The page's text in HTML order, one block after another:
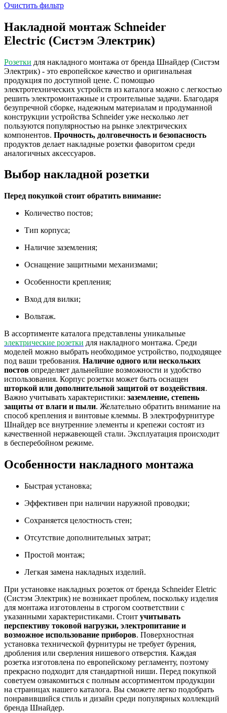
Очистить фильтр
Накладной монтаж Schneider
Electric (Систэм Электрик)
Розетки для накладного монтажа от бренда Шнайдер (Систэм
Электрик) - это европейское качество и оригинальная
продукция по доступной цене. С помощью
электротехнических устройств из каталога можно с легкостью
решить электромонтажные и строительные задачи. Благодаря
безупречной сборке, надежным материалам и продуманной
конструкции устройства Schneider уже несколько лет
пользуются популярностью на рынке электрических
компонентов. Прочность, долговечность и безопасность
продуктов делает накладные розетки фаворитом среди
аналогичных аксессуаров.
Выбор накладной розетки
Перед покупкой стоит обратить внимание:
Количество постов;
Тип корпуса;
Наличие заземления;
Оснащение защитными механизмами;
Особенности крепления;
Вход для вилки;
Вольтаж.
В ассортименте каталога представлены уникальные
электрические розетки для накладного монтажа. Среди
моделей можно выбрать необходимое устройство, подходящее
под ваши требования. Наличие одного или нескольких
постов определяет дальнейшие возможности и удобство
использования. Корпус розетки может быть оснащен
шторкой или дополнительной защитой от воздействия.
Важно учитывать характеристики: заземление, степень
защиты от влаги и пыли. Желательно обратить внимание на
способ крепления и винтовые клеммы. В электрофурнитуре
Шнайдер все внутренние элементы и крепежи состоят из
качественной нержавеющей стали. Эксплуатация происходит
в бесперебойном режиме.
Особенности накладного монтажа
Быстрая установка;
Эффективен при наличии наружной проводки;
Сохраняется целостность стен;
Отсутствие дополнительных затрат;
Простой монтаж;
Легкая замена накладных изделий.
При установке накладных розеток от бренда Schneider Eletric
(Систэм Электрик) не возникает проблем, поскольку изделия
для монтажа изготовлены в строгом соответствии с
указанными характеристиками. Стоит учитывать
перспективу токовой нагрузки, электропитание и
возможное использование приборов. Поверхностная
установка технической фурнитуры не требует бурения,
дробления или сверления нишевого отверстия. Каждая
розетка изготовлена по европейскому регламенту, поэтому
прекрасно подходит для стандартной ниши. Перед покупкой
советуем ознакомиться с полным ассортиментом продукции
на страницах нашего каталога. Вы сможете легко подобрать
понравившийся стиль и дизайн среди популярных коллекций
бренда Шнайдер.